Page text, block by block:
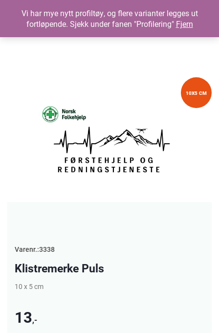
10X5 CM
Varenr.:3338
Klistremerke Puls
10 x 5 cm
13,-
Vi har mye nytt profiltøy, og flere varianter legges ut
fortløpende. Sjekk under fanen "Profilering" Fjern